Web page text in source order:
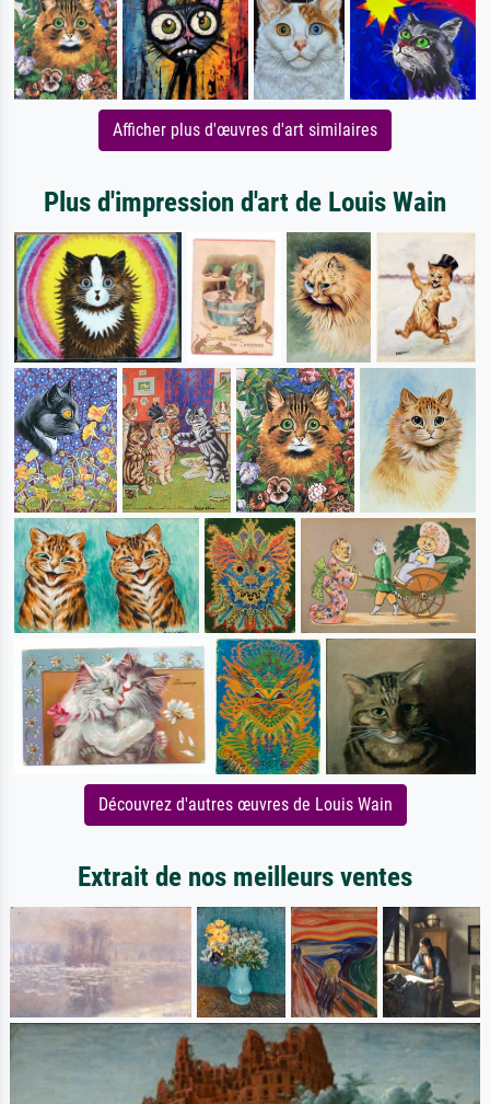
Afficher plus d'œuvres d'art similaires
Plus d'impression d'art de Louis Wain
Découvrez d'autres œuvres de Louis Wain
Extrait de nos meilleurs ventes